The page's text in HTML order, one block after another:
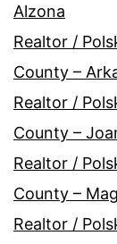
Alzona
Realtor /
County –
Realtor /
County –
Realtor /
County –
Realtor /